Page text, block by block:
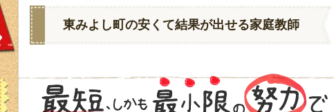
東みよし町の安くて結果が出せる家庭教師